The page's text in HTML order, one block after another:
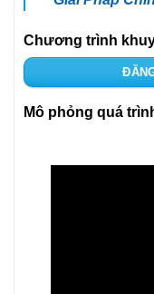
Chương trình
Mô phỏng quá